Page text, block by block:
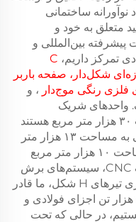
ساختمانی
متعلق به خود و
پیشرفته بین‌المللی و
تمرکز داریم، C
شکل‌دار، صفحه باربر
فلزی رنگی موج‌دار ، و
واحدهای شریک
استراتژیک ما دارای زمینی به مساحت ۳۰ هزار متر مربع هستند
که شامل یک کارگاه فولادی اختصاصی به مساحت ۱۳ هزار متر
مربع و یک کارگاه پیشرفته پانل به مساحت ۱۰ هزار متر مربع
می‌شود. با خطوط تولید کاملاً اتوماتیک CNC، سیستم‌های برش
لیزری و ماشین‌آلات مونتاژ و صاف‌کاری تیرهای H شکل، ما قادر
به دستیابی به ظرفیت تولید سالانه ۲۰ هزار تن اجزای فولادی و
در حالی که تحت